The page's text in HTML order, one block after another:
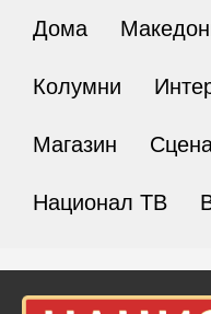
Дома
Колумни
Магазин
Национал ТВ